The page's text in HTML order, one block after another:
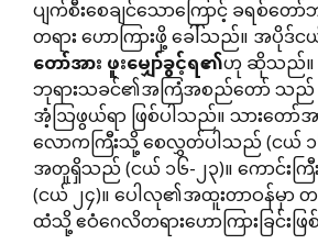
ပျက်စီးစေချင်သောကြောင့် ခရစ်တေ
တရား ဟောကြားဖို့ ခေါ်သည်။ အပိုဒ်
တော်အားဖူးမျှော်ခွင့်ရ၏ဟု ဆိုသည်။
ဘုရားသခင်၏အကြံအစည်တော် သည်
အံ့ဩဖွယ်ရာ ဖြစ်ပါသည်။ သားတော်အာ
လောကကြီးသို့ စေလွှတ်ပါသည် (ငယ် ၁
အတူရှိသည် (ငယ် ၁၆-၂၃)။ ကောင်းကြီ
(ငယ် ၂၄)။ ပေါလု၏အထူးတာဝန်မှာ တပ
ထံသို့ ဧဝံဂေလိတရားဟောကြားခြင်းဖ